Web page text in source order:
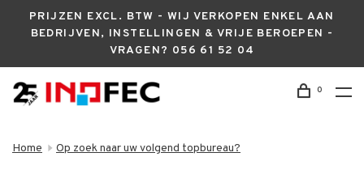
PRIJZEN EXCL. BTW - WIJ VERKOPEN ENKEL AAN
BEDRIJVEN, INSTELLINGEN & VRIJE BEROEPEN -
VRAGEN? 056 61 52 04
0
Home Op zoek naar uw volgend topbureau?